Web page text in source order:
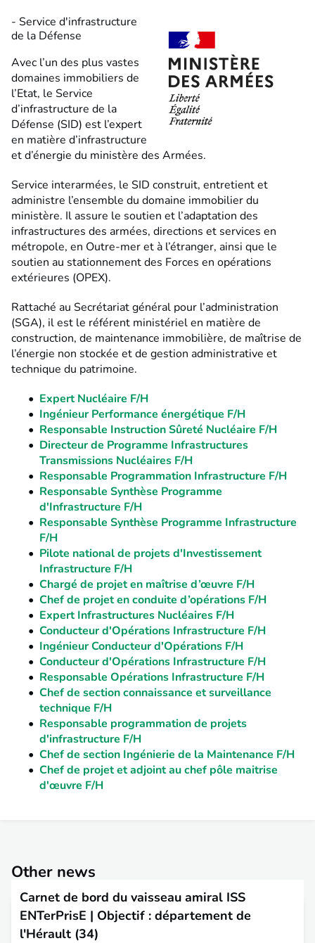
- Service d'infrastructure
de la Défense
Avec l’un des plus vastes
domaines immobiliers de
l’Etat, le Service
d’infrastructure de la
Défense (SID) est l’expert
en matière d’infrastructure
et d’énergie du ministère des Armées.
Service interarmées, le SID construit, entretient et
administre l’ensemble du domaine immobilier du
ministère. Il assure le soutien et l’adaptation des
infrastructures des armées, directions et services en
métropole, en Outre-mer et à l’étranger, ainsi que le
soutien au stationnement des Forces en opérations
extérieures (OPEX).
Rattaché au Secrétariat général pour l’administration
(SGA), il est le référent ministériel en matière de
construction, de maintenance immobilière, de maîtrise de
l’énergie non stockée et de gestion administrative et
technique du patrimoine.
Expert Nucléaire F/H
Ingénieur Performance énergétique F/H
Responsable Instruction Sûreté Nucléaire F/H
Directeur de Programme Infrastructures
Transmissions Nucléaires F/H
Responsable Programmation Infrastructure F/H
Responsable Synthèse Programme
d'Infrastructure F/H
Responsable Synthèse Programme Infrastructure
F/H
Pilote national de projets d'Investissement
Infrastructure F/H
Chargé de projet en maîtrise d’œuvre F/H
Chef de projet en conduite d’opérations F/H
Expert Infrastructures Nucléaires F/H
Conducteur d'Opérations Infrastructure F/H
Ingénieur Conducteur d'Opérations F/H
Conducteur d'Opérations Infrastructure F/H
Responsable Opérations Infrastructure F/H
Chef de section connaissance et surveillance
technique F/H
Responsable programmation de projets
d'infrastructure F/H
Chef de section Ingénierie de la Maintenance F/H
Chef de projet et adjoint au chef pôle maitrise
d'œuvre F/H
Other news
Carnet de bord du vaisseau amiral ISS
ENTerPrisE | Objectif : département de
l'Hérault (34)